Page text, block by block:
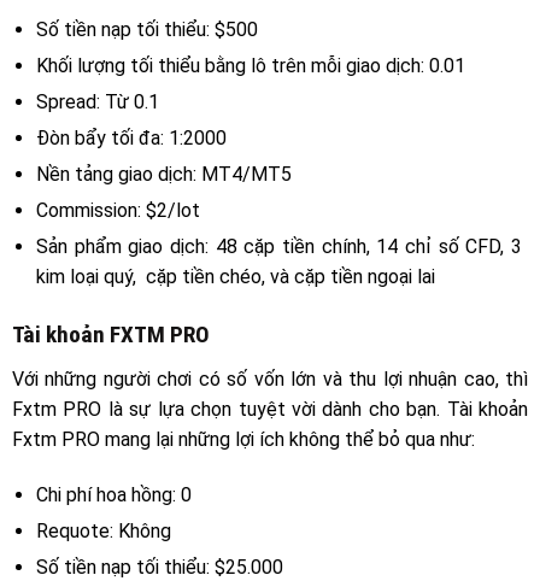
Số tiền nạp tối thiểu: $500
Khối lượng tối thiểu bằng lô trên mỗi giao dịch: 0.01
Spread: Từ 0.1
Đòn bẩy tối đa: 1:2000
Nền tảng giao dịch: MT4/MT5
Commission: $2/lot
Sản phẩm giao dịch: 48 cặp tiền chính, 14 chỉ số CFD, 3
kim loại quý, cặp tiền chéo, và cặp tiền ngoại lai
Tài khoản FXTM PRO
Với những người chơi có số vốn lớn và thu lợi nhuận cao, thì
Fxtm PRO là sự lựa chọn tuyệt vời dành cho bạn. Tài khoản
Fxtm PRO mang lại những lợi ích không thể bỏ qua như:
Chi phí hoa hồng: 0
Requote: Không
Số tiền nạp tối thiểu: $25.000